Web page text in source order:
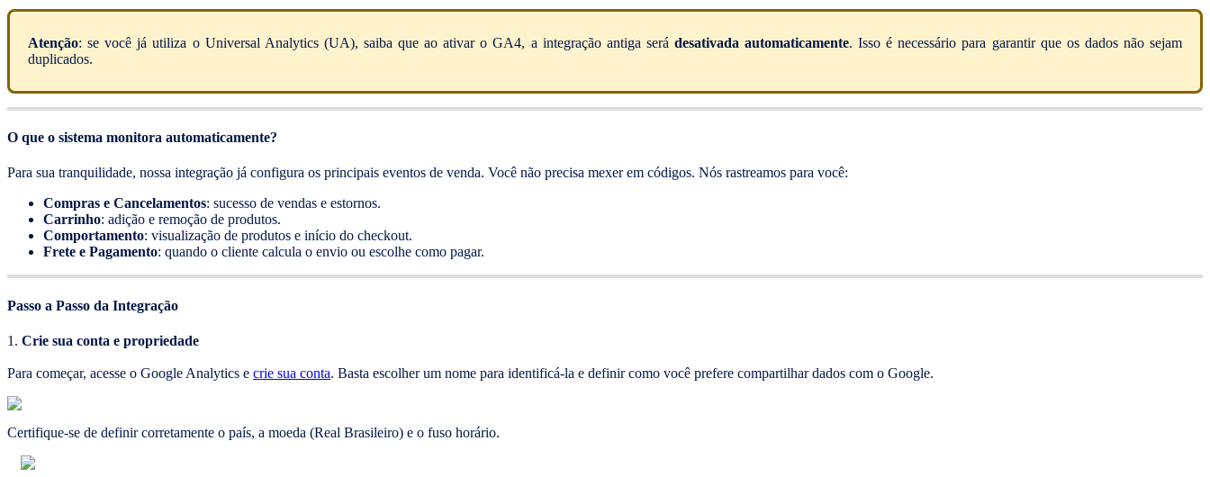
Atenção: se você já utiliza o Universal Analytics (UA), saiba que ao ativar o GA4, a integração antiga será desativada automaticamente. Isso é necessário para garantir que os dados não sejam
duplicados.
O que o sistema monitora automaticamente?
Para sua tranquilidade, nossa integração já configura os principais eventos de venda. Você não precisa mexer em códigos. Nós rastreamos para você:
Compras e Cancelamentos: sucesso de vendas e estornos.
Carrinho: adição e remoção de produtos.
Comportamento: visualização de produtos e início do checkout.
Frete e Pagamento: quando o cliente calcula o envio ou escolhe como pagar.
Passo a Passo da Integração
1. Crie sua conta e propriedade
Para começar, acesse o Google Analytics e crie sua conta. Basta escolher um nome para identificá-la e definir como você prefere compartilhar dados com o Google.
Certifique-se de definir corretamente o país, a moeda (Real Brasileiro) e o fuso horário.